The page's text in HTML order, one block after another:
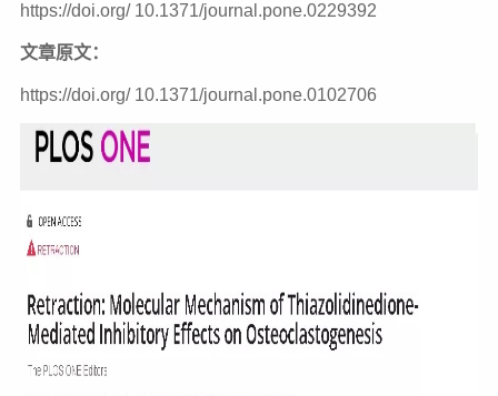
https://doi.org/ 10.1371/journal.pone.0229392
文章原文：
https://doi.org/ 10.1371/journal.pone.0102706